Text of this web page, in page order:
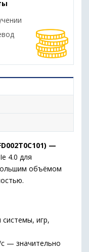
—
4.0 для
объёмом
игр,
— значительно